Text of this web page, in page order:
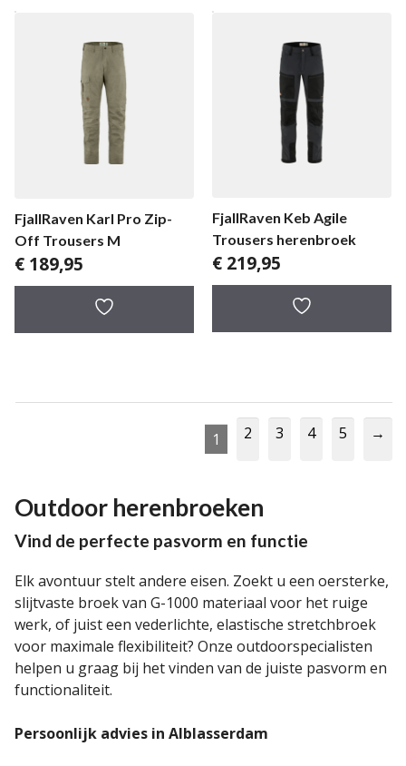
FjallRaven Karl Pro Zip-
Off Trousers M
€ 189,95
FjallRaven Keb Agile
Trousers herenbroek
€ 219,95
1 2 3 4 5 →
Outdoor herenbroeken
Vind de perfecte pasvorm en functie
Elk avontuur stelt andere eisen. Zoekt u een oersterke,
slijtvaste broek van G-1000 materiaal voor het ruige
werk, of juist een vederlichte, elastische stretchbroek
voor maximale flexibiliteit? Onze outdoorspecialisten
helpen u graag bij het vinden van de juiste pasvorm en
functionaliteit.
Persoonlijk advies in Alblasserdam